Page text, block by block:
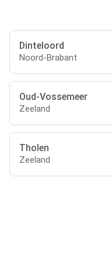
Dinteloord
Noord-Brabant
Oud-Vossemeer
Zeeland
Tholen
Zeeland